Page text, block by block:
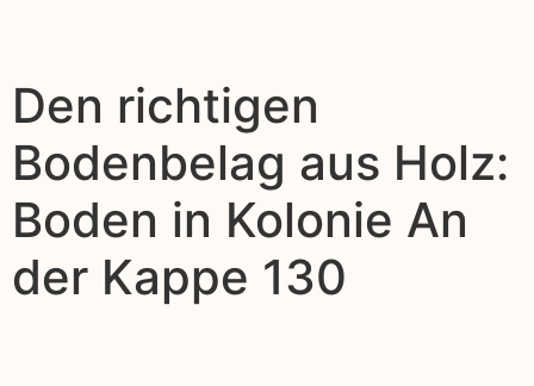
Den richtigen
Bodenbelag aus Holz:
Boden in Kolonie An
der Kappe 130